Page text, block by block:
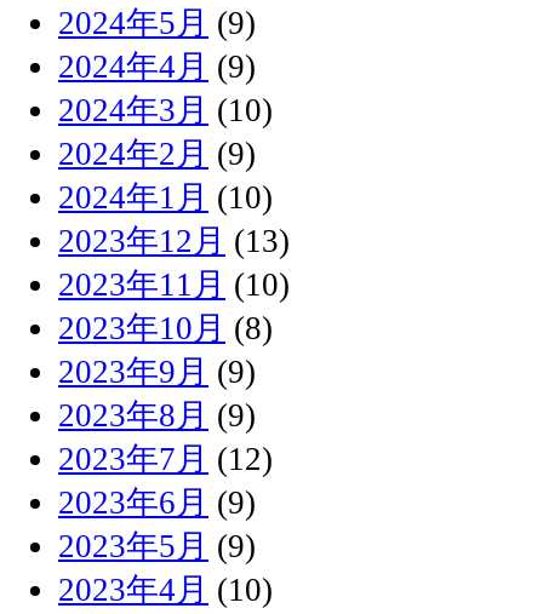
2024年5月 (9)
2024年4月 (9)
2024年3月 (10)
2024年2月 (9)
2024年1月 (10)
2023年12月 (13)
2023年11月 (10)
2023年10月 (8)
2023年9月 (9)
2023年8月 (9)
2023年7月 (12)
2023年6月 (9)
2023年5月 (9)
2023年4月 (10)